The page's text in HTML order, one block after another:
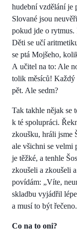
hudební vzdělání je
Slované jsou
pokud jde o
Děti se učí
se ptá Mojšeho,
A učitel na to: Ale
tolik měsíců! Každý
pět. Ale sedm?
Tak takhle nějak se
k té spolupráci.
zkoušku, hráli jsme
ale všichni se velmi
je těžké, a tenhle
zkoušeli a zkoušeli
povídám: „Víte,
skladbu vyjádřil
a musí to být
Co na to oni?